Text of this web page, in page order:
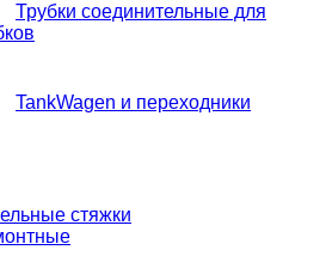
Трубки соединительные для
TankWagen и переходники
стяжки